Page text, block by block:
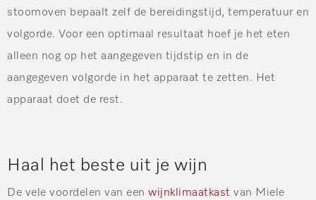
stoomoven bepaalt zelf de bereidingstijd, temperatuur en
volgorde. Voor een optimaal resultaat hoef je het eten
alleen nog op het aangegeven tijdstip en in de
aangegeven volgorde in het apparaat te zetten. Het
apparaat doet de rest.
Haal het beste uit je wijn
De vele voordelen van een wijnklimaatkast van Miele